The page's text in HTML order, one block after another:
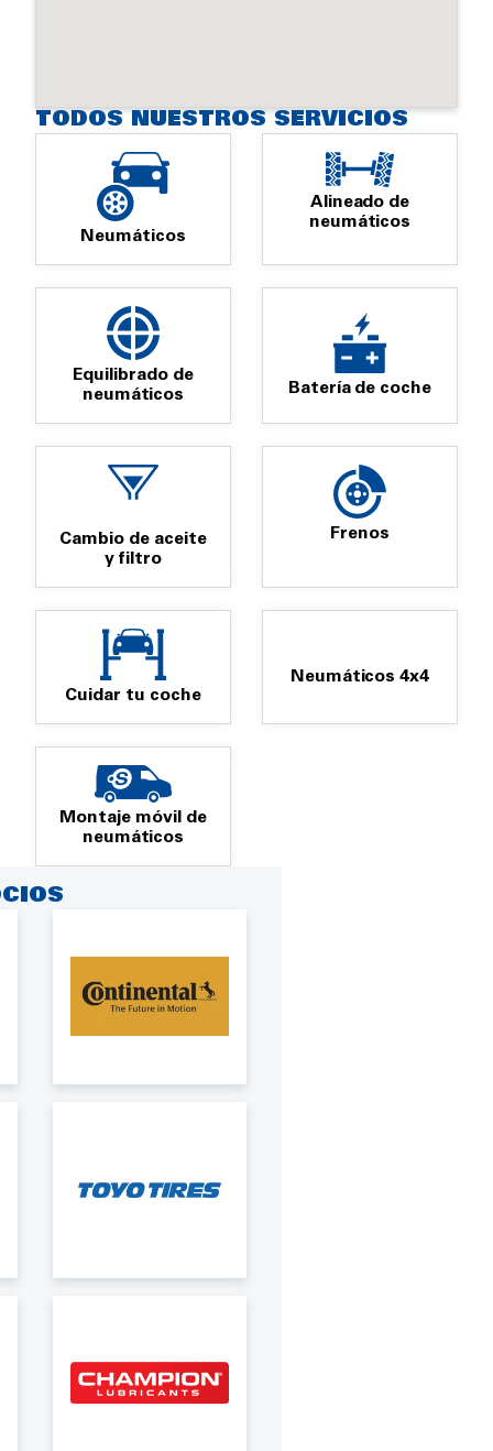
TODOS NUESTROS SERVICIOS
Neumáticos
Alineado de
neumáticos
Equilibrado de
neumáticos
Batería de coche
Cambio de aceite
y filtro
Frenos
Cuidar tu coche
Neumáticos 4x4
Montaje móvil de
neumáticos